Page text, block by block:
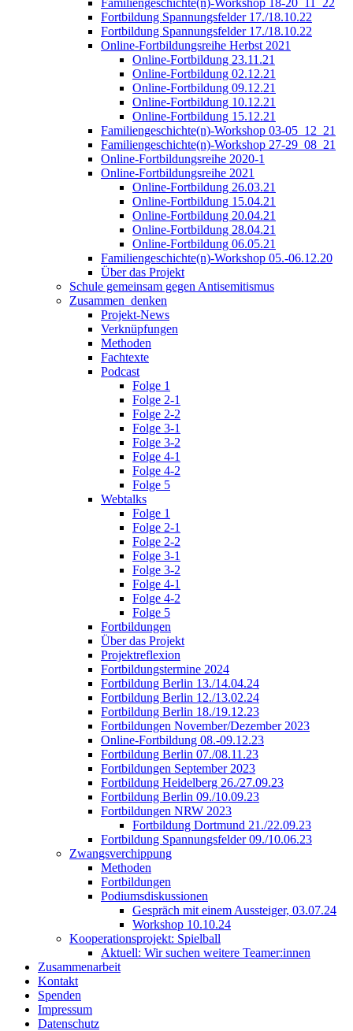
Familiengeschichte(n)-Workshop 18-20_11_22
Fortbildung Spannungsfelder 17./18.10.22
Fortbildung Spannungsfelder 17./18.10.22
Online-Fortbildungsreihe Herbst 2021
Online-Fortbildung 23.11.21
Online-Fortbildung 02.12.21
Online-Fortbildung 09.12.21
Online-Fortbildung 10.12.21
Online-Fortbildung 15.12.21
Familiengeschichte(n)-Workshop 03-05_12_21
Familiengeschichte(n)-Workshop 27-29_08_21
Online-Fortbildungsreihe 2020-1
Online-Fortbildungsreihe 2021
Online-Fortbildung 26.03.21
Online-Fortbildung 15.04.21
Online-Fortbildung 20.04.21
Online-Fortbildung 28.04.21
Online-Fortbildung 06.05.21
Familiengeschichte(n)-Workshop 05.-06.12.20
Über das Projekt
Schule gemeinsam gegen Antisemitismus
Zusammen_denken
Projekt-News
Verknüpfungen
Methoden
Fachtexte
Podcast
Folge 1
Folge 2-1
Folge 2-2
Folge 3-1
Folge 3-2
Folge 4-1
Folge 4-2
Folge 5
Webtalks
Folge 1
Folge 2-1
Folge 2-2
Folge 3-1
Folge 3-2
Folge 4-1
Folge 4-2
Folge 5
Fortbildungen
Über das Projekt
Projektreflexion
Fortbildungstermine 2024
Fortbildung Berlin 13./14.04.24
Fortbildung Berlin 12./13.02.24
Fortbildung Berlin 18./19.12.23
Fortbildungen November/Dezember 2023
Online-Fortbildung 08.-09.12.23
Fortbildung Berlin 07./08.11.23
Fortbildungen September 2023
Fortbildung Heidelberg 26./27.09.23
Fortbildung Berlin 09./10.09.23
Fortbildungen NRW 2023
Fortbildung Dortmund 21./22.09.23
Fortbildung Spannungsfelder 09./10.06.23
Zwangsverchippung
Methoden
Fortbildungen
Podiumsdiskussionen
Gespräch mit einem Aussteiger, 03.07.24
Workshop 10.10.24
Kooperationsprojekt: Spielball
Aktuell: Wir suchen weitere Teamer:innen
Zusammenarbeit
Kontakt
Spenden
Impressum
Datenschutz